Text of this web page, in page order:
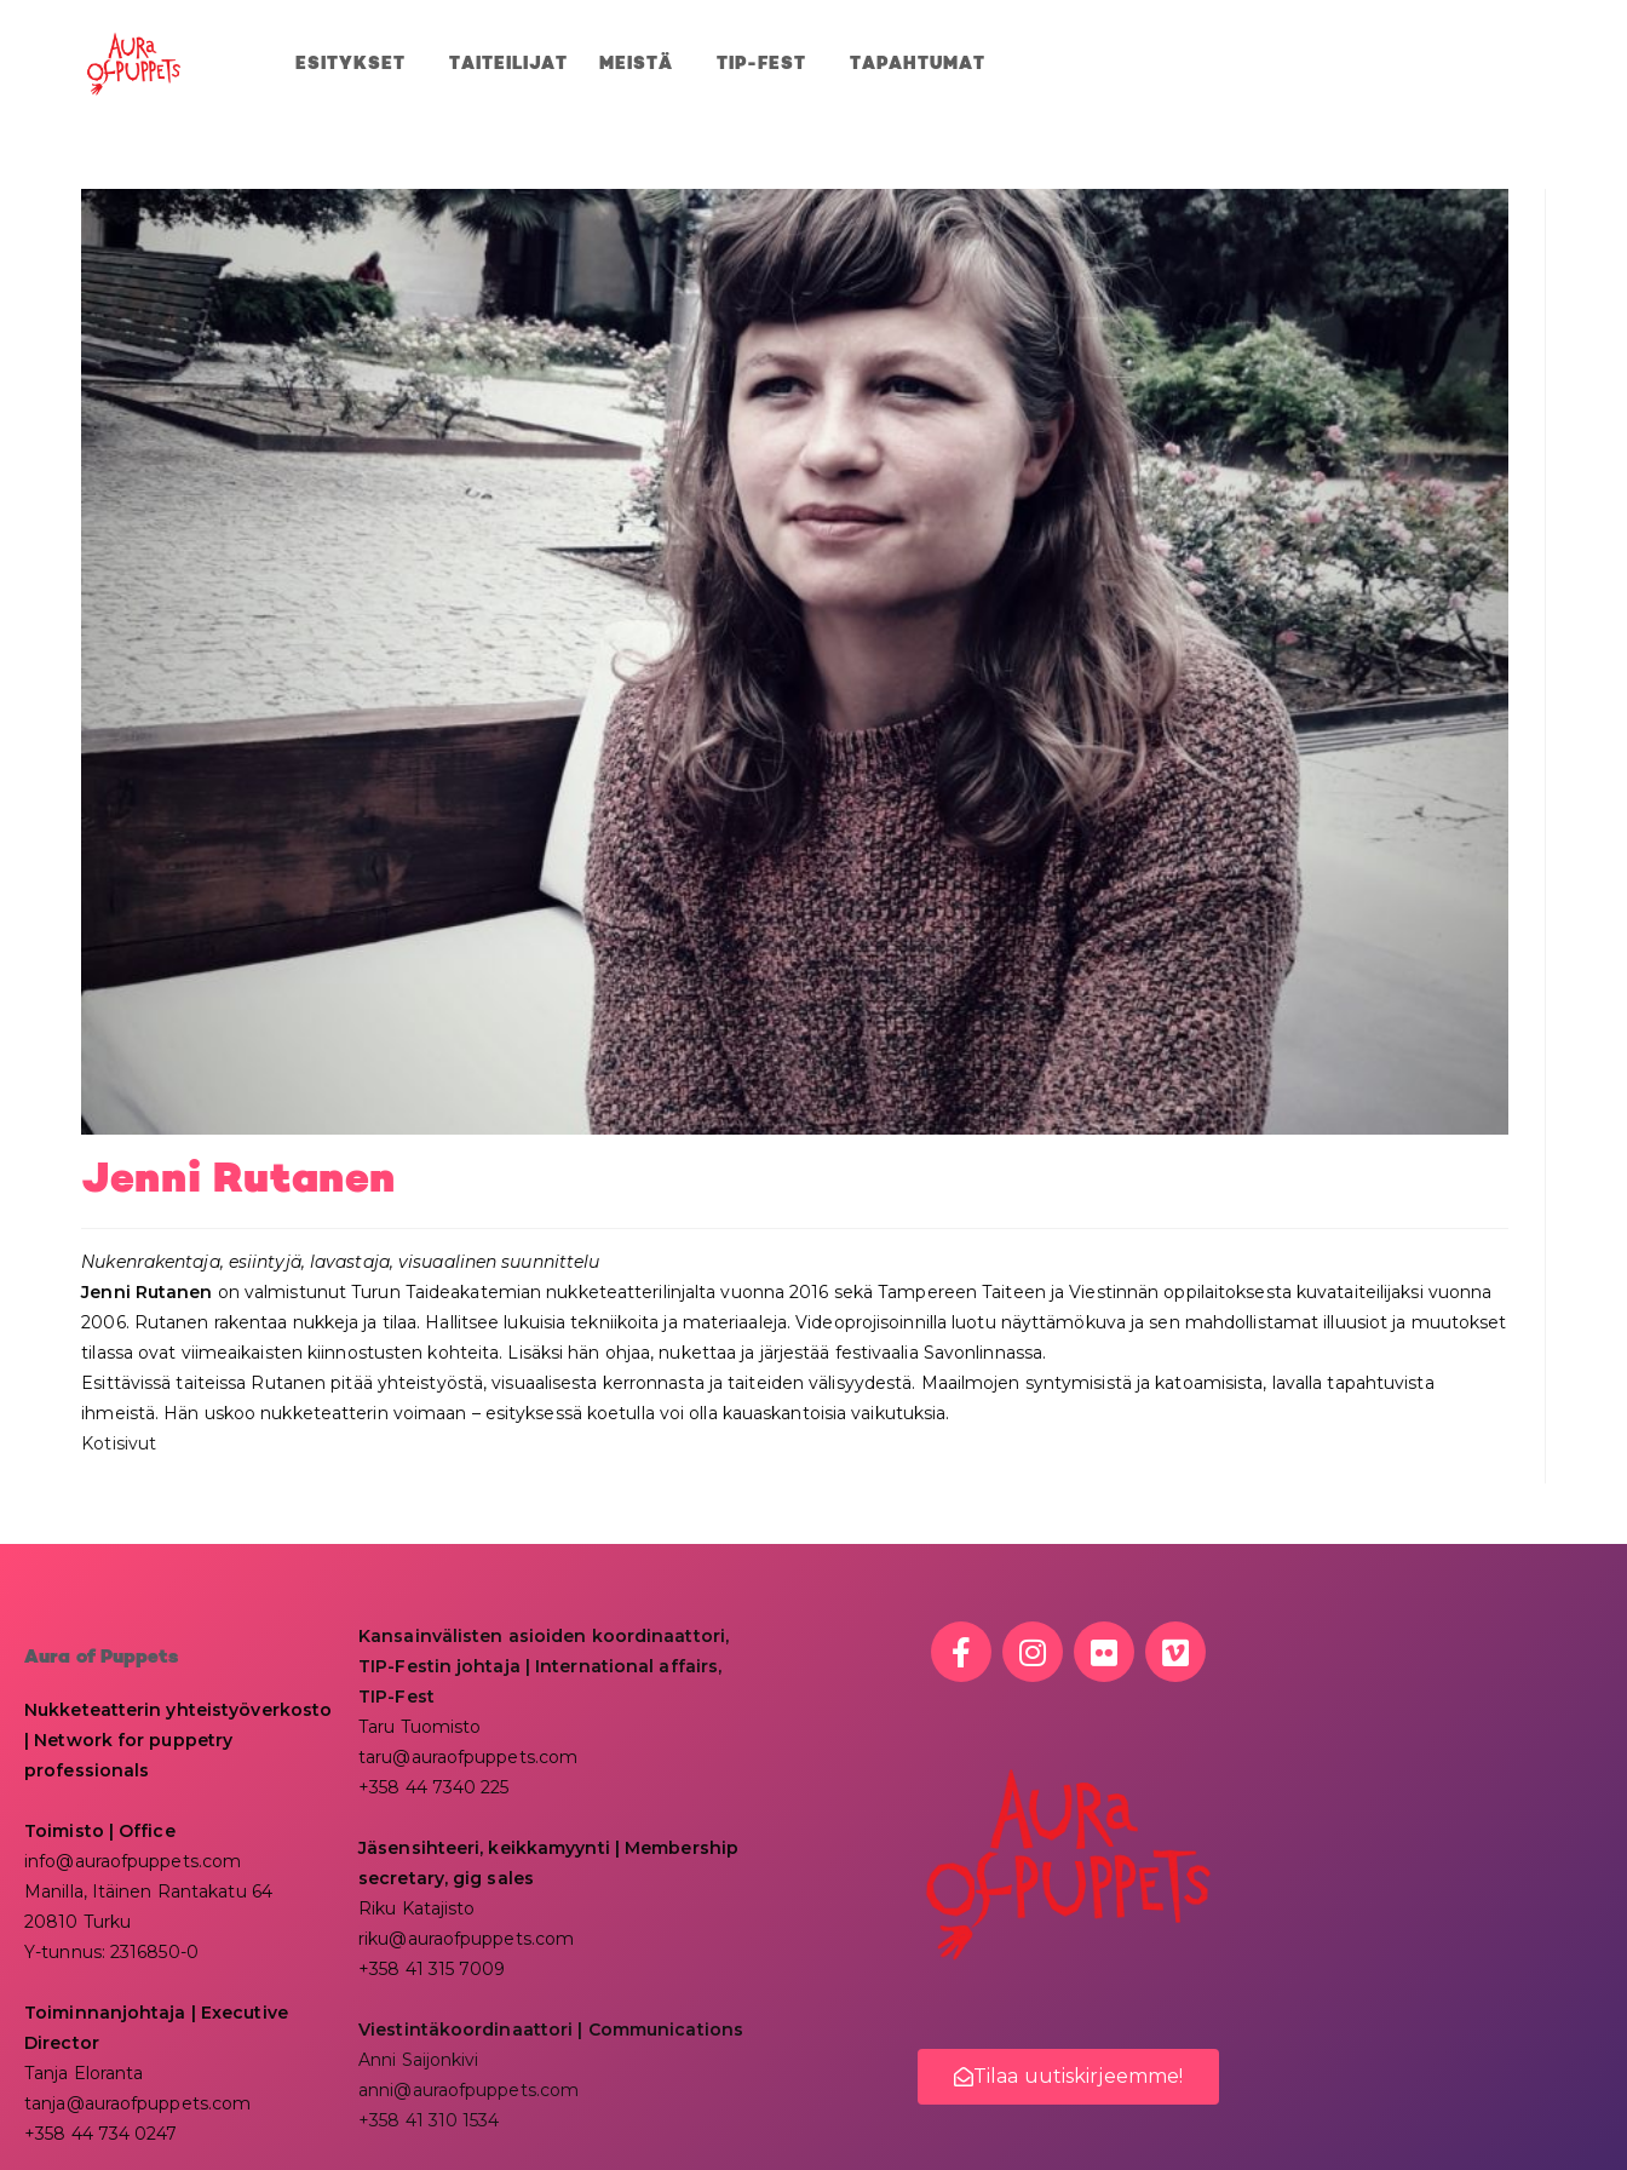
ESITYKSET TAITEILIJAT MEISTÄ TIP-FEST TAPAHTUMAT
Jenni Rutanen
Nukenrakentaja, esiintyjä, lavastaja, visuaalinen suunnittelu
Jenni Rutanen on valmistunut Turun Taideakatemian nukketeatterilinjalta vuonna 2016 sekä Tampereen Taiteen ja Viestinnän oppilaitoksesta kuvataiteilijaksi vuonna
2006. Rutanen rakentaa nukkeja ja tilaa. Hallitsee lukuisia tekniikoita ja materiaaleja. Videoprojisoinnilla luotu näyttämökuva ja sen mahdollistamat illuusiot ja muutokset
tilassa ovat viimeaikaisten kiinnostusten kohteita. Lisäksi hän ohjaa, nukettaa ja järjestää festivaalia Savonlinnassa.
Esittävissä taiteissa Rutanen pitää yhteistyöstä, visuaalisesta kerronnasta ja taiteiden välisyydestä. Maailmojen syntymisistä ja katoamisista, lavalla tapahtuvista
ihmeistä. Hän uskoo nukketeatterin voimaan – esityksessä koetulla voi olla kauaskantoisia vaikutuksia.
Kotisivut
Aura of Puppets
Nukketeatterin yhteistyöverkosto
| Network for puppetry
professionals
Toimisto | Office
info@auraofpuppets.com
Manilla, Itäinen Rantakatu 64
20810 Turku
Y-tunnus: 2316850-0
Toiminnanjohtaja | Executive
Director
Tanja Eloranta
tanja@auraofpuppets.com
+358 44 734 0247
Kansainvälisten asioiden koordinaattori,
TIP-Festin johtaja | International affairs,
TIP-Fest
Taru Tuomisto
taru@auraofpuppets.com
+358 44 7340 225
Jäsensihteeri, keikkamyynti | Membership
secretary, gig sales
Riku Katajisto
riku@auraofpuppets.com
+358 41 315 7009
Viestintäkoordinaattori | Communications
Anni Saijonkivi
anni@auraofpuppets.com
+358 41 310 1534
Tilaa uutiskirjeemme!